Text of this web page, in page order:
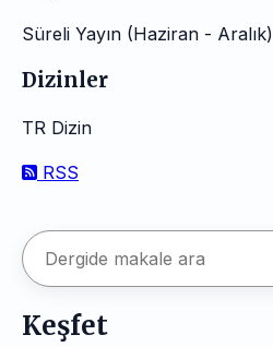
Süreli Yayın (Haziran - Aralık)
Dizinler
TR Dizin
RSS
Keşfet